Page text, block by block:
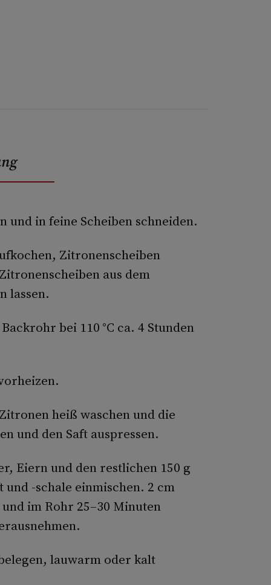
und in feine Scheiben schneiden.
Zitronenscheiben
aus dem
lassen.
bei 110 °C ca. 4 Stunden
heiß waschen und die
und den Saft auspressen.
Eiern und den restlichen 150 g
-schale einmischen. 2 cm
im Rohr 25–30 Minuten
lauwarm oder kalt